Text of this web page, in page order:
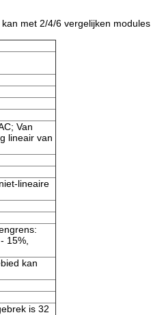
met 2/4/6 vergelijken modules
Van
lineair van
lineaire
15%,
kan
is 32